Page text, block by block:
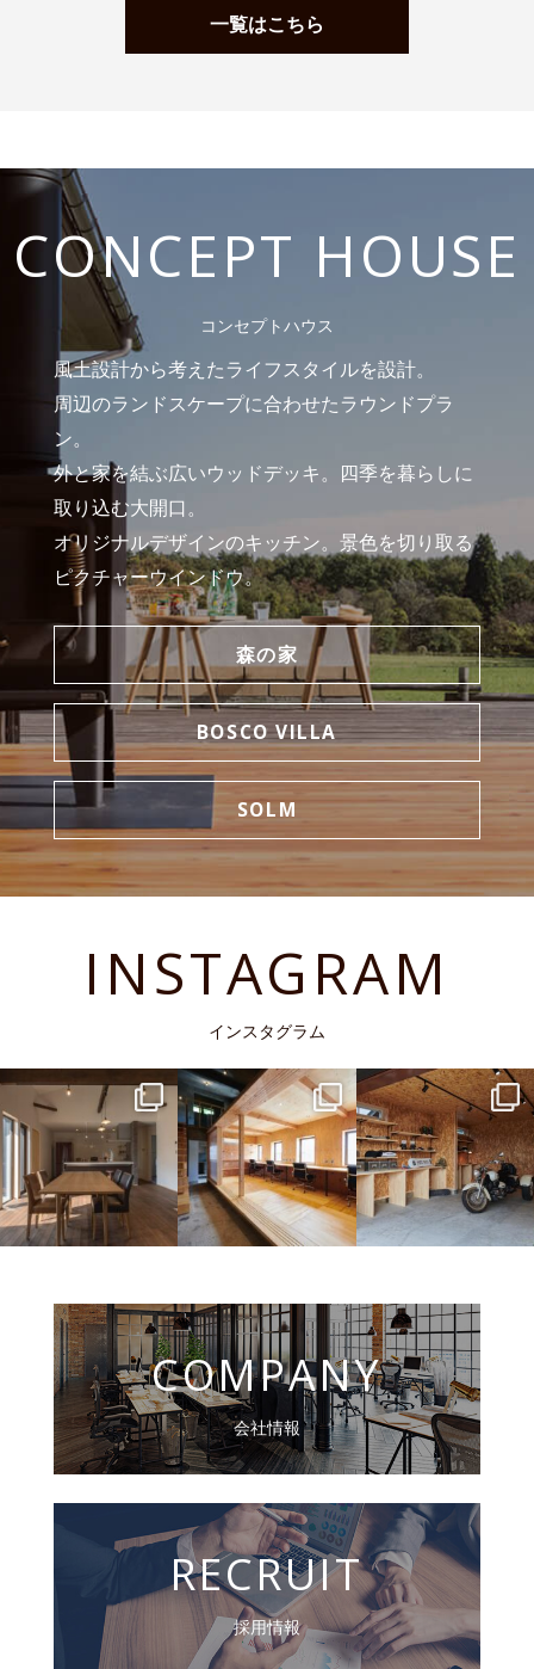
一覧はこちら
CONCEPT HOUSE
コンセプトハウス
風土設計から考えたライフスタイルを設計。
周辺のランドスケープに合わせたラウンドプラ
ン。
外と家を結ぶ広いウッドデッキ。四季を暮らしに
取り込む大開口。
オリジナルデザインのキッチン。景色を切り取る
ピクチャーウインドウ。
森の家
BOSCO VILLA
SOLM
INSTAGRAM
インスタグラム
COMPANY
会社情報
RECRUIT
採用情報